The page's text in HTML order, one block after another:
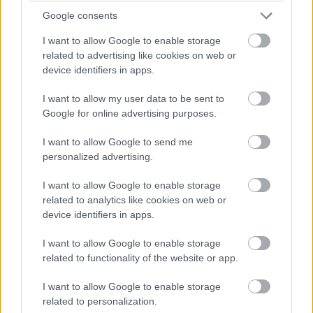
Google consents
I want to allow Google to enable storage
related to advertising like cookies on web or
device identifiers in apps.
I want to allow my user data to be sent to
Google for online advertising purposes.
I want to allow Google to send me
personalized advertising.
I want to allow Google to enable storage
related to analytics like cookies on web or
device identifiers in apps.
I want to allow Google to enable storage
related to functionality of the website or app.
I want to allow Google to enable storage
related to personalization.
A Mozilla elérhetővé tette a Firefox 138-at, amely
jelentős mérföldkő a népszerű böngésző életében: végre
teljes körű támogatást nyújt a többprofilos használathoz
és a lapcsoportok kezeléséhez is. A frissítés további
újdonságokat is hozott, például időjárás-előrejelzést a
címsávból és kisebb kényelmi funkciókat, melyekkel a
mellett.
mostanra szinte minden felhasználó számára elérhetővé
vált világszerte. A tabcsoportok révén könnyebben lehet
egyik fület áthúzzuk a másikra, így azonnal létrejön egy
új csoport. A csoportokhoz nevet és színt is lehet
rendelni, így könnyen átláthatóvá válik a sok nyitott fül
között, melyik mihez tartozik. Új lapokat ugyanígy